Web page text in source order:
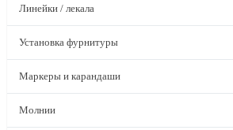
Линейки / лекала
Установка фурнитуры
Маркеры и карандаши
Молнии